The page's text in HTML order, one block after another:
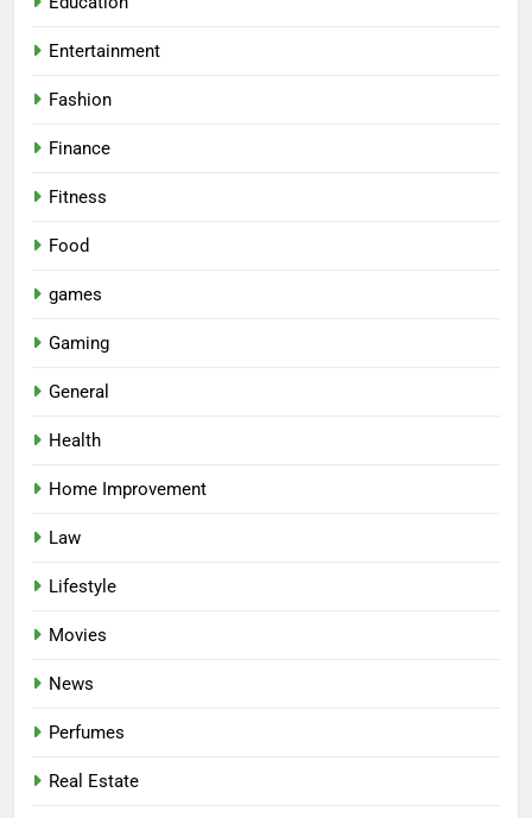
Entertainment
Fashion
Finance
Fitness
Food
games
Gaming
General
Health
Home Improvement
Law
Lifestyle
Movies
News
Perfumes
Real Estate